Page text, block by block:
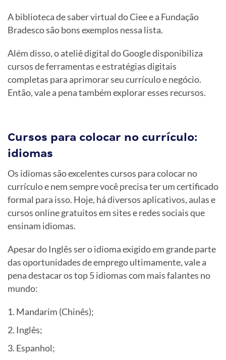
A biblioteca de saber virtual do Ciee e a Fundação
Bradesco são bons exemplos nessa lista.
Além disso, o ateliê digital do Google disponibiliza
cursos de ferramentas e estratégias digitais
completas para aprimorar seu currículo e negócio.
Então, vale a pena também explorar esses recursos.
Cursos para colocar no currículo:
idiomas
Os idiomas são excelentes cursos para colocar no
currículo e nem sempre você precisa ter um certificado
formal para isso. Hoje, há diversos aplicativos, aulas e
cursos online gratuitos em sites e redes sociais que
ensinam idiomas.
Apesar do Inglês ser o idioma exigido em grande parte
das oportunidades de emprego ultimamente, vale a
pena destacar os top 5 idiomas com mais falantes no
mundo:
Mandarim (Chinês);
Inglês;
Espanhol;